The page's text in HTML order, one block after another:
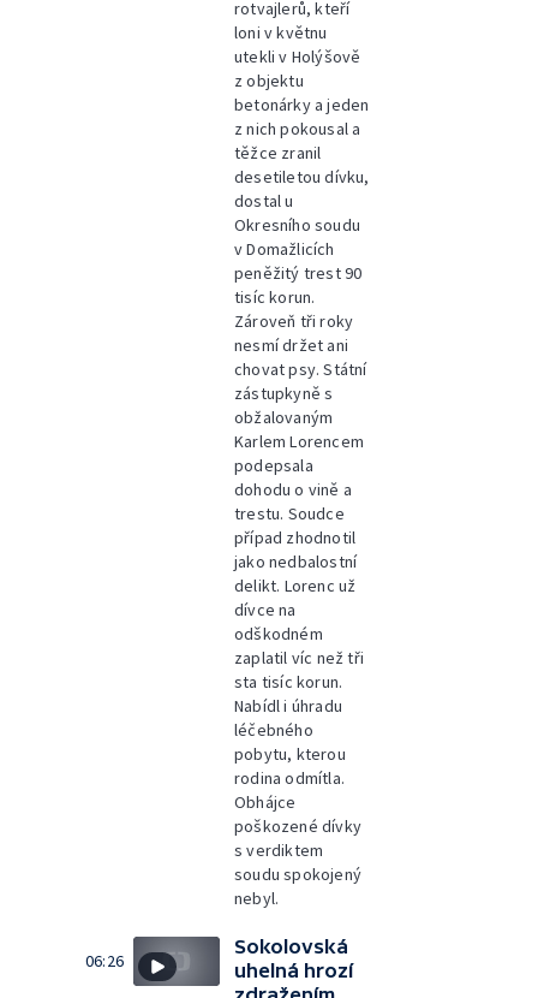
rotvajlerů, kteří
loni v květnu
utekli v Holýšově
z objektu
betonárky a jeden
z nich pokousal a
těžce zranil
desetiletou dívku,
dostal u
Okresního soudu
v Domažlicích
peněžitý trest 90
tisíc korun.
Zároveň tři roky
nesmí držet ani
chovat psy. Státní
zástupkyně s
obžalovaným
Karlem Lorencem
podepsala
dohodu o vině a
trestu. Soudce
případ zhodnotil
jako nedbalostní
delikt. Lorenc už
dívce na
odškodném
zaplatil víc než tři
sta tisíc korun.
Nabídl i úhradu
léčebného
pobytu, kterou
rodina odmítla.
Obhájce
poškozené dívky
s verdiktem
soudu spokojený
nebyl.
06:26
Sokolovská
uhelná hrozí